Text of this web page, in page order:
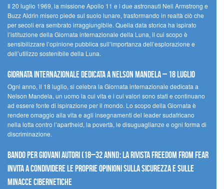
Il 20 luglio 1969, la missione Apollo 11 e i due astronauti Neil Armstrong e
Buzz Aldrin misero piede sul suolo lunare, trasformando in realtà ciò che
per secoli era sembrato irraggiungibile. Quella data storica ha ispirato
l’istituzione della Giornata internazionale della Luna, il cui scopo è
sensibilizzare l’opinione pubblica sull’importanza dell’esplorazione e
dell’utilizzo sostenibile della Luna.
Giornata internazionale dedicata a Nelson Mandela – 18 luglio
Ogni anno, il 18 luglio, si celebra la Giornata internazionale dedicata a
Nelson Mandela, un uomo la cui vita e i cui valori sono stati e continuano
ad essere fonte di ispirazione per il mondo. Lo scopo della Giornata è
rendere omaggio alla vita e agli insegnamenti del leader sudafricano
nella lotta contro l’apartheid, la povertà, le disuguaglianze e ogni forma di
discriminazione.
Bando per giovani autori (18–32 anni): la Rivista Freedom From Fear
invita a condividere le proprie opinioni sulla sicurezza e sulle
minacce cibernetiche